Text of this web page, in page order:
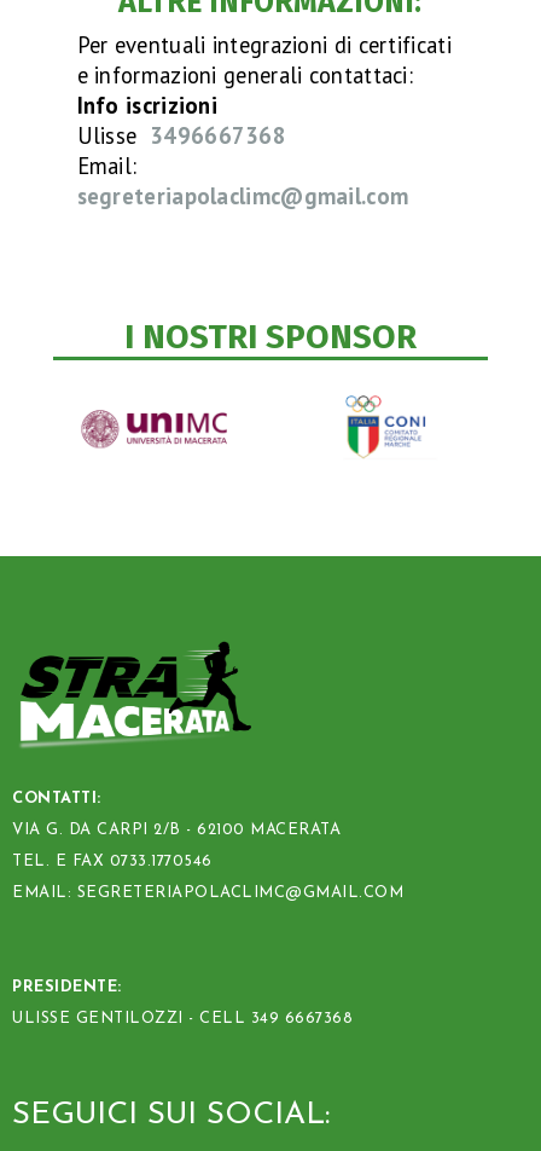
Per eventuali integrazioni di certificati
e informazioni generali contattaci:
Info iscrizioni
Ulisse 3496667368
Email:
segreteriapolaclimc@gmail.com
I NOSTRI SPONSOR
CONTATTI:
VIA G. DA CARPI 2/B - 62100 MACERATA
TEL. E FAX 0733.1770546
EMAIL: SEGRETERIAPOLACLIMC@GMAIL.COM
PRESIDENTE:
ULISSE GENTILOZZI - CELL 349 6667368
SEGUICI SUI SOCIAL: